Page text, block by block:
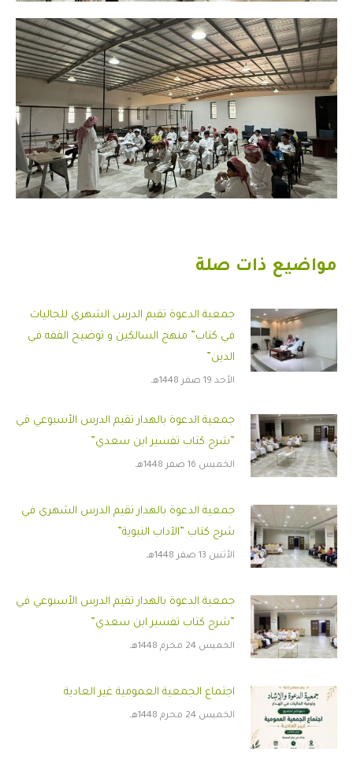
مواضيع ذات صلة
جمعية الدعوة تقيم الدرس الشهري للجاليات
في كتاب” منهج السالكين و توضيح الفقه في
الدين”
الأحد 19 صفر 1448هـ
جمعية الدعوة بالهدار تقيم الدرس الأسبوعي في
”شرح كتاب تفسير ابن سعدي”
الخميس 16 صفر 1448هـ
جمعية الدعوة بالهدار تقيم الدرس الشهري في
شرح كتاب ”الآداب النبوية”
الأثنين 13 صفر 1448هـ
جمعية الدعوة بالهدار تقيم الدرس الأسبوعي في
”شرح كتاب تفسير ابن سعدي”
الخميس 24 محرم 1448هـ
اجتماع الجمعية العمومية غير العادية
الخميس 24 محرم 1448هـ